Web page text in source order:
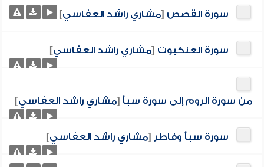
سورة القصص [مشاري راشد العفاسي]
سورة العنكبوت [مشاري راشد العفاسي]
من سورة الروم إلى سورة سبأ [مشاري راشد العفاسي]
سورة سبأ وفاطر [مشاري راشد العفاسي]